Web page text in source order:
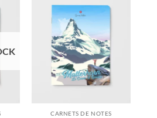
CARNETS DE NOTES